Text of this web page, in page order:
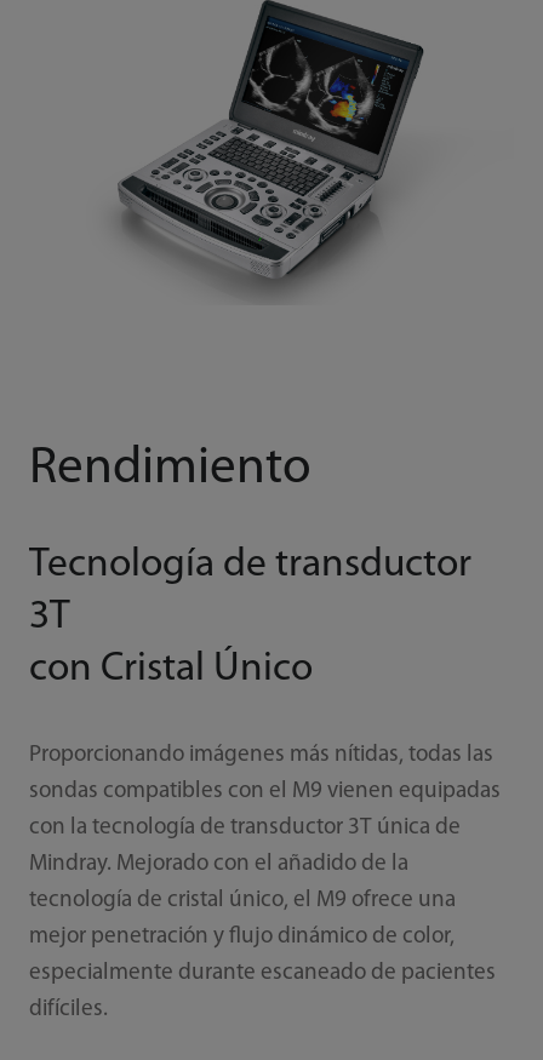
Rendimiento
Tecnología de transductor
3T
con Cristal Único
Proporcionando imágenes más nítidas, todas las
sondas compatibles con el M9 vienen equipadas
con la tecnología de transductor 3T única de
Mindray. Mejorado con el añadido de la
tecnología de cristal único, el M9 ofrece una
mejor penetración y flujo dinámico de color,
especialmente durante escaneado de pacientes
difíciles.